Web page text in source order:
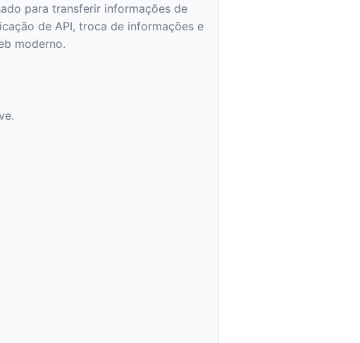
para transferir informações de
de API, troca de informações e
moderno.